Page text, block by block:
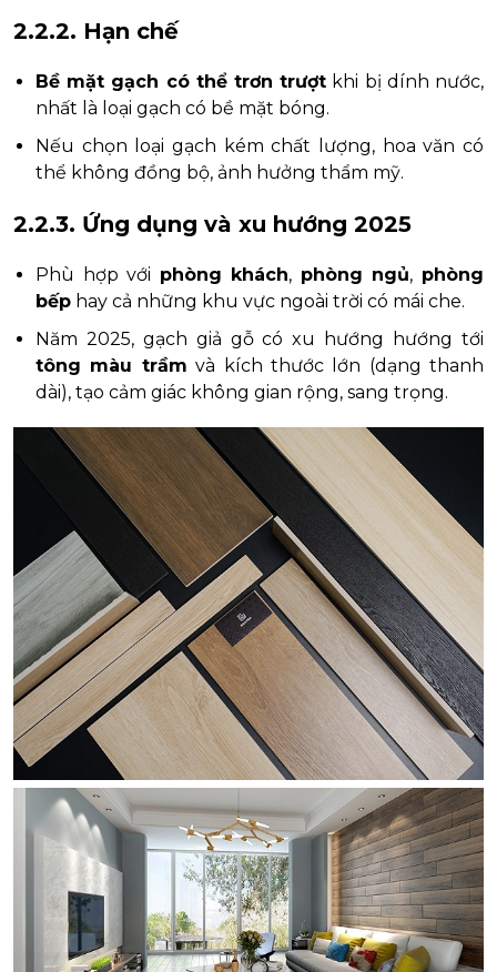
2.2.2. Hạn chế
Bề mặt gạch có thể trơn trượt khi bị dính nước,
nhất là loại gạch có bề mặt bóng.
Nếu chọn loại gạch kém chất lượng, hoa văn có
thể không đồng bộ, ảnh hưởng thẩm mỹ.
2.2.3. Ứng dụng và xu hướng 2025
Phù hợp với phòng khách, phòng ngủ, phòng
bếp hay cả những khu vực ngoài trời có mái che.
Năm 2025, gạch giả gỗ có xu hướng hướng tới
tông màu trầm và kích thước lớn (dạng thanh
dài), tạo cảm giác không gian rộng, sang trọng.